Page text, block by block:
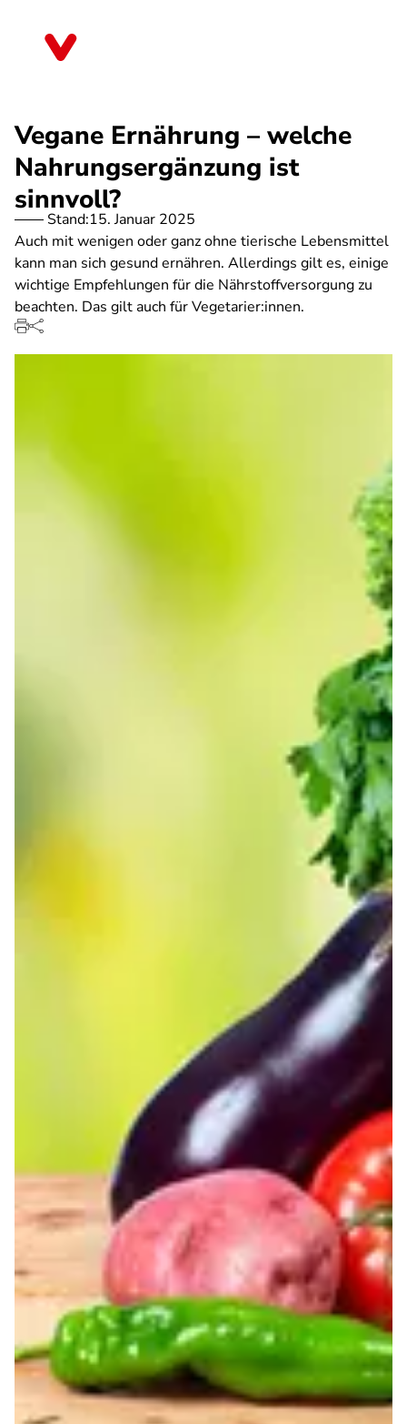
Vegane Ernährung – welche
Nahrungsergänzung ist
sinnvoll?
Stand:15. Januar 2025
Auch mit wenigen oder ganz ohne tierische Lebensmittel
kann man sich gesund ernähren. Allerdings gilt es, einige
wichtige Empfehlungen für die Nährstoffversorgung zu
beachten. Das gilt auch für Vegetarier:innen.